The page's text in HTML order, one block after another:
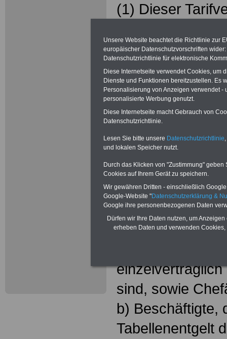
(1) Dieser
nachfolgend
die in einem
Bund oder zu
stehen, der
kommunalen
(VKA) ist.
(2) Dieser
a) Beschäftigte
im Sinne des §
sind, sowie
b) Beschäftigte,
Tabellenentgelt
Unsere Website beachtet die Richtlinie zur
europäischer Datenschutzvorschriften
Datenschutzrichtlinie für elektronische
Diese Internetseite verwendet Cookies, um
Dienste und Funktionen bereitzustellen. Es
Personalisierung von Anzeigen verwendet
personalisierte Werbung genutzt.
Diese Internetseite macht Gebrauch von
Datenschutzrichtlinie.
Lesen Sie bitte unsere Datenschutzrichtlinie
und lokalen Speicher nutzt.
Durch das Klicken von "Zustimmung"
Cookies auf Ihrem Gerät zu speichern.
Wir gewähren Dritten - einschließlich
Google-Website "Datenschutzerklärung &
Google ihre personenbezogenen Daten
Dürfen wir Ihre Daten nutzen, um
erheben Daten und verwenden